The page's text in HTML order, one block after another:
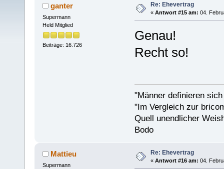
ganter
Supermann
Held Mitglied
Beiträge: 16.726
Re: Ehevertrag
« Antwort #15 am: 04.
Genau!
Recht so!
"Männer definieren
"Im Vergleich zur
Quell unendlicher
Bodo
Mattieu
Supermann
Re: Ehevertrag
« Antwort #16 am: 04.